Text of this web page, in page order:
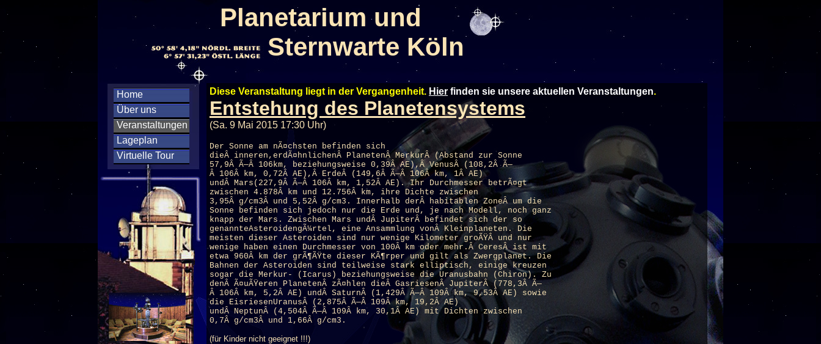
Planetarium und
Sternwarte Köln
Home
Über uns
Veranstaltungen
Lageplan
Virtuelle Tour
Diese Veranstaltung liegt in der Vergangenheit. Hier finden sie unsere aktuellen Veranstaltungen.
Entstehung des Planetensystems
(Sa. 9 Mai 2015 17:30 Uhr)
Der Sonne am nÃ¤chsten befinden sich
dieÂ inneren,erdÃ¤hnlichenÂ PlanetenÂ MerkurÂ (Abstand zur Sonne
57,9Â Ã—Â 106km, beziehungsweise 0,39Â AE),Â VenusÂ (108,2Â Ã—
Â 106Â km, 0,72Â AE),Â ErdeÂ (149,6Â Ã—Â 106Â km, 1Â AE)
undÂ Mars(227,9Â Ã—Â 106Â km, 1,52Â AE). Ihr Durchmesser betrÃ¤gt
zwischen 4.878Â km und 12.756Â km, ihre Dichte zwischen
3,95Â g/cm3Â und 5,52Â g/cm3. Innerhalb derÂ habitablen ZoneÂ um die
Sonne befinden sich jedoch nur die Erde und, je nach Modell, noch ganz
knapp der Mars. Zwischen Mars undÂ JupiterÂ befindet sich der so
genannteAsteroidengÃ¼rtel, eine Ansammlung vonÂ Kleinplaneten. Die
meisten dieser Asteroiden sind nur wenige Kilometer groÃŸÂ und nur
wenige haben einen Durchmesser von 100Â km oder mehr.Â CeresÂ ist mit
etwa 960Â km der grÃ¶ÃŸte dieser KÃ¶rper und gilt als Zwergplanet. Die
Bahnen der Asteroiden sind teilweise stark elliptisch, einige kreuzen
sogar die Merkur- (Icarus) beziehungsweise die Uranusbahn (Chiron). Zu
denÂ Ã¤uÃŸeren PlanetenÂ zÃ¤hlen dieÂ GasriesenÂ JupiterÂ (778,3Â Ã—
Â 106Â km, 5,2Â AE) undÂ SaturnÂ (1,429Â Ã—Â 109Â km, 9,53Â AE) sowie
die EisriesenUranusÂ (2,875Â Ã—Â 109Â km, 19,2Â AE)
undÂ NeptunÂ (4,504Â Ã—Â 109Â km, 30,1Â AE) mit Dichten zwischen
0,7Â g/cm3Â und 1,66Â g/cm3.
(für Kinder nicht geeignet !!!)